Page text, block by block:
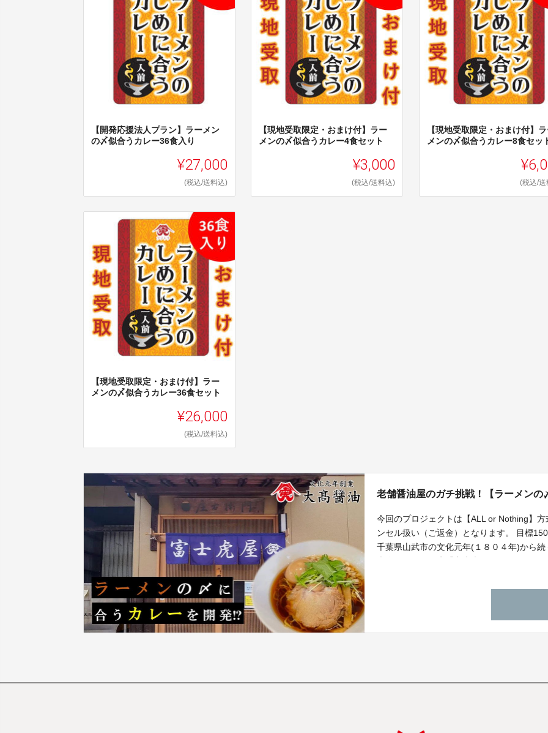
【開発応援法人プラン】ラーメン
の〆似合うカレー36食入り
¥27,000
(税込/送料込)
【現地受取限定・おまけ付】ラー
メンの〆似合うカレー4食セット
¥3,000
(税込/送料込)
【現地受取限定・おまけ付】
メンの〆似合うカレー8食セッ
(税込/送
【現地受取限定・おまけ付】ラー
メンの〆似合うカレー36食セット
¥26,000
(税込/送料込)
老舗醤油屋のガチ挑戦！【ラーメンの
今回のプロジェクトは【ALL or Nothing】
ンセル扱い（ご返金）となります。 目標
千葉県山武市の文化元年(１８０４年)から